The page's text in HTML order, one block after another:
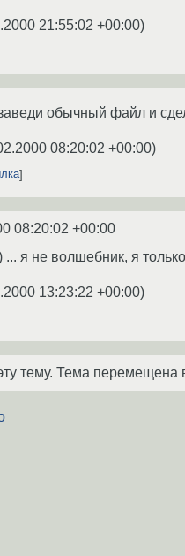
21:55:02 +00:00)
обычный файл и
08:20:02 +00:00)
08:20:02 +00:00
... я не волшебник, я
13:23:22 +00:00)
тему. Тема перемещена